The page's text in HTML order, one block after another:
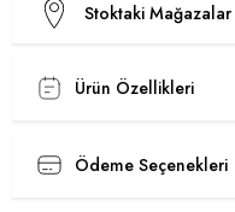
Stoktaki Mağazalar
Ürün Özellikleri
Ödeme Seçenekleri